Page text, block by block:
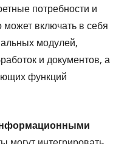
потребности и
может включать в себя
модулей,
и документов, а
функций